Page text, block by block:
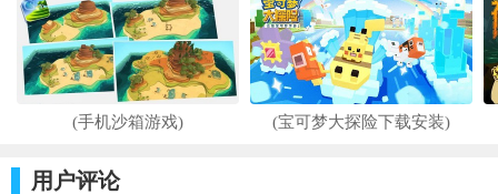
为你带来最可靠的相关游戏推荐，并且实时的推送游戏中的
资讯，让你不会错过任何一个活动，帮助你去更好的进行体验，
还有超详细的相关玩法攻略。
更新日志
1.7.0更新内容：
隐私政策修改
(手机沙箱游戏) (宝可梦大探险下载安装)
用户评论